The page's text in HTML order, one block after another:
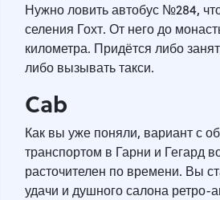
Нужно ловить автобус №284,
селения Гохт. От него до
километра. Придётся либо
либо вызывать такси.
Cab
Как вы уже поняли, вариант с
транспортом в Гарни и Гегард
расточителен по времени. Вы
удачи и душного салона ретро-